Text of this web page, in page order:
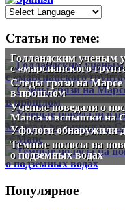
Статьи по теме:
Голландским ученым
с «марсианского
Следы грязи на
в прошлом
Ученые поведали о
Марса и вспышки на
Уфологи обнаружили
Темные полосы на
о подземных водах
Популярное